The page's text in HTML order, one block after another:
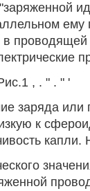
ему
в
, . " . " '
заряда или
к
капли.